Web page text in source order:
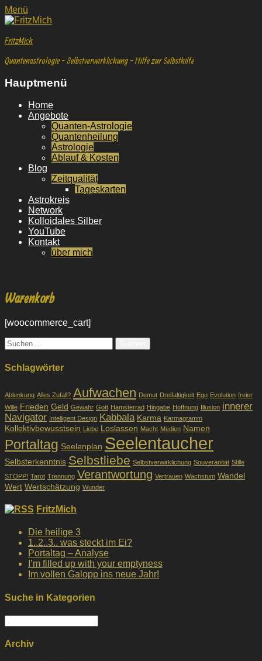
Facebook
E-
Mail
YouTube
Instagram
Facebook
E-
Mail
YouTube
Instagram
Menü
FritzMich
Quantenastrologie - Selbstverwirklichung - Hilfe zur Selbsthilfe
Hauptmenü
Weiter
zum
Home
Angebote
Quanten-Astrologie
Quantenheilung
Astrologie
Ablauf & Kosten
Blog
Zeitqualität
Tageskarten
Astrokreis
Network
Kolloidales Silber
YouTube
Kontakt
über mich
Warenkorb
[woocommerce_cart]
Suche
nach:
Schlagwörter
Ablenkung Alles Zufall? Aufwachen Demut Dreifaltigkeit Ego Evolution freier
Wille Frieden Geld Gewahr Gott Hamsterrad Hingabe Hoffnung Illusion innerer
Navigator Intelligent Design Kabbala Karma Karmagramm
Kollektivbewusstsein Liebe Loslassen Macht Medien Namen
Portaltag Seelenplan Seelentaucher
Selbsterkenntnis Selbstliebe Selbstverwirklichung Souveränität Stille
STOPP! Tarot Trennung Verantwortung Vertrauen Wachstum Wandel
Wert Wertschätzung Wunder
FritzMich
Die heilige 3
1..2..3.. was steckt im Ei?
Portaltag – Analyse
I’m filled up with your emptyness
Im vollen Galopp ins neue Jahr!
Suche in Kategorien
Kategorien
Archiv